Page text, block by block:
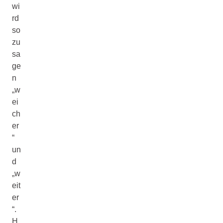
wi
rd
so
zu
sa
ge
n
„w
ei
ch
er
“
un
d
„w
eit
er
“.
H